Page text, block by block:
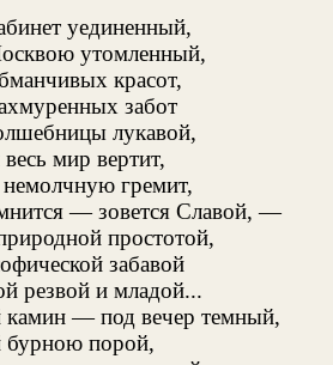
уединенный,
утомленный,
красот,
забот
лукавой,
мир вертит,
гремит,
— зовется Славой, —
простотой,
забавой
резвой и младой...
— под вечер темный,
бурною порой,